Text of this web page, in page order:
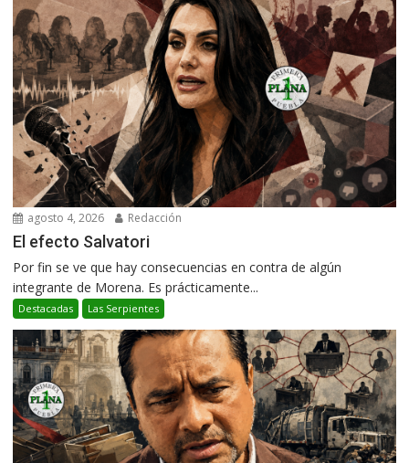
agosto 4, 2026 Redacción
El efecto Salvatori
Por fin se ve que hay consecuencias en contra de algún
integrante de Morena. Es prácticamente...
Destacadas Las Serpientes